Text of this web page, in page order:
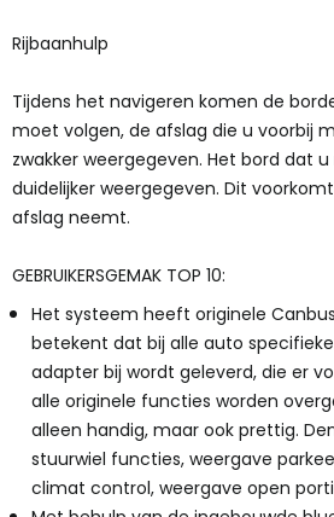
Rijbaanhulp
Tijdens het navigeren komen de
moet volgen, de afslag die u voorbij
zwakker weergegeven. Het bord dat
duidelijker weergegeven. Dit
afslag neemt.
GEBRUIKERSGEMAK TOP 10:
Het systeem heeft originele
betekent dat bij alle auto
adapter bij wordt geleverd, die er
alle originele functies worden
alleen handig, maar ook prettig.
stuurwiel functies, weergave
climat control, weergave open